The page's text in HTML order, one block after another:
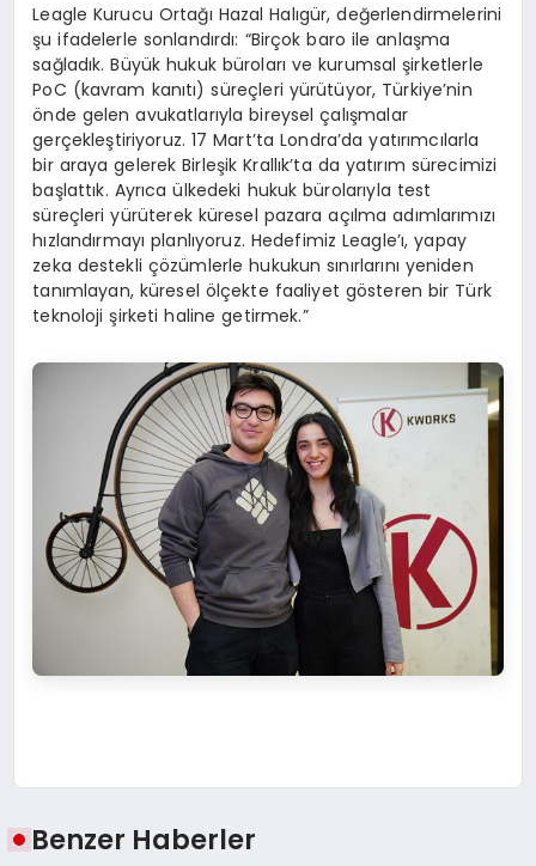
Leagle Kurucu Ortağı Hazal Halıgür, değerlendirmelerini
şu ifadelerle sonlandırdı: “Birçok baro ile anlaşma
sağladık. Büyük hukuk büroları ve kurumsal şirketlerle
PoC (kavram kanıtı) süreçleri yürütüyor, Türkiye’nin
önde gelen avukatlarıyla bireysel çalışmalar
gerçekleştiriyoruz. 17 Mart’ta Londra’da yatırımcılarla
bir araya gelerek Birleşik Krallık’ta da yatırım sürecimizi
başlattık. Ayrıca ülkedeki hukuk bürolarıyla test
süreçleri yürüterek küresel pazara açılma adımlarımızı
hızlandırmayı planlıyoruz. Hedefimiz Leagle’ı, yapay
zeka destekli çözümlerle hukukun sınırlarını yeniden
tanımlayan, küresel ölçekte faaliyet gösteren bir Türk
teknoloji şirketi haline getirmek.”
Benzer Haberler